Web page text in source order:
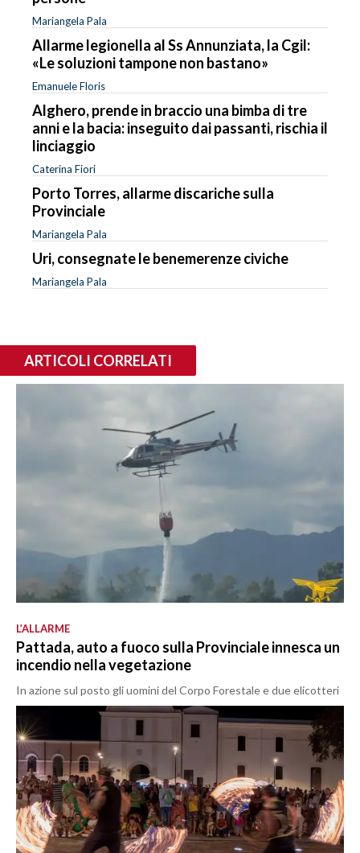
Mariangela Pala
Allarme legionella al Ss Annunziata, la Cgil:
«Le soluzioni tampone non bastano»
Emanuele Floris
Alghero, prende in braccio una bimba di tre
anni e la bacia: inseguito dai passanti, rischia il
linciaggio
Caterina Fiori
Porto Torres, allarme discariche sulla
Provinciale
Mariangela Pala
Uri, consegnate le benemerenze civiche
Mariangela Pala
ARTICOLI CORRELATI
L’ALLARME
Pattada, auto a fuoco sulla Provinciale innesca un
incendio nella vegetazione
In azione sul posto gli uomini del Corpo Forestale e due elicotteri